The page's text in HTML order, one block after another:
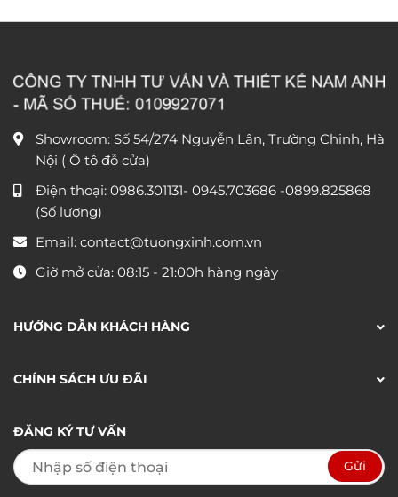
Showroom: Số 54/274 Nguyễn Lân, Trường Chinh, Hà
Nội ( Ô tô đỗ cửa)
Điện thoại: 0986.301131- 0945.703686 -0899.825868
(Số lượng)
Email: contact@tuongxinh.com.vn
Giờ mở cửa: 08:15 - 21:00h hàng ngày
HƯỚNG DẪN KHÁCH HÀNG
CHÍNH SÁCH ƯU ĐÃI
ĐĂNG KÝ TƯ VẤN